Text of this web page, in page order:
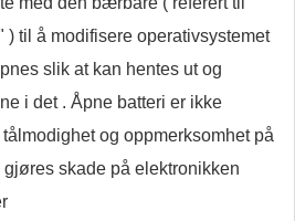
) til å modifisere operativsystemet
slik at kan hentes ut og
i det . Åpne batteri er ikke
og oppmerksomhet på
skade på elektronikken